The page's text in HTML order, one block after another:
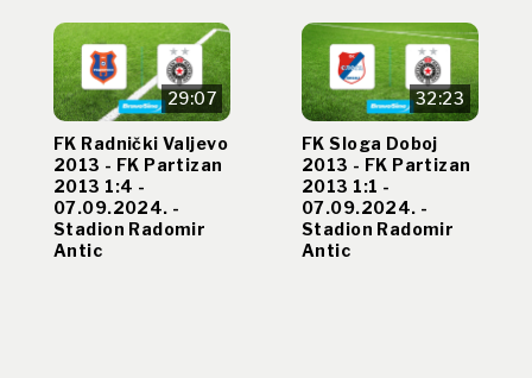
29:07
FK Radnički Valjevo
2013 - FK Partizan
2013 1:4 -
07.09.2024. -
Stadion Radomir
Antic
32:23
FK Sloga Doboj
2013 - FK Partizan
2013 1:1 -
07.09.2024. -
Stadion Radomir
Antic